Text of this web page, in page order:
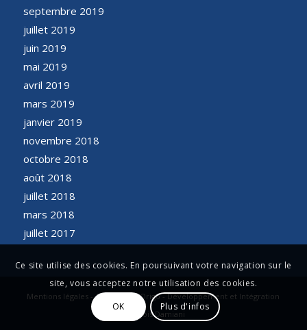
septembre 2019
juillet 2019
juin 2019
mai 2019
avril 2019
mars 2019
janvier 2019
novembre 2018
octobre 2018
août 2018
juillet 2018
mars 2018
juillet 2017
Mentions légales - Conception Origo - Développement et Intégration
François Damiani
Ce site utilise des cookies. En poursuivant votre navigation sur le
site, vous acceptez notre utilisation des cookies.
OK Plus d'infos